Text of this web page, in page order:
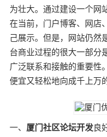
为壮大。通过建设一个网
在当前，门户博客、网店
己展示。但是，网站仍然
台商业过程的很大一部分
广泛联系和接触的重要性
便宜又轻松地向成千上万
一、 厦门 社区论坛开发良